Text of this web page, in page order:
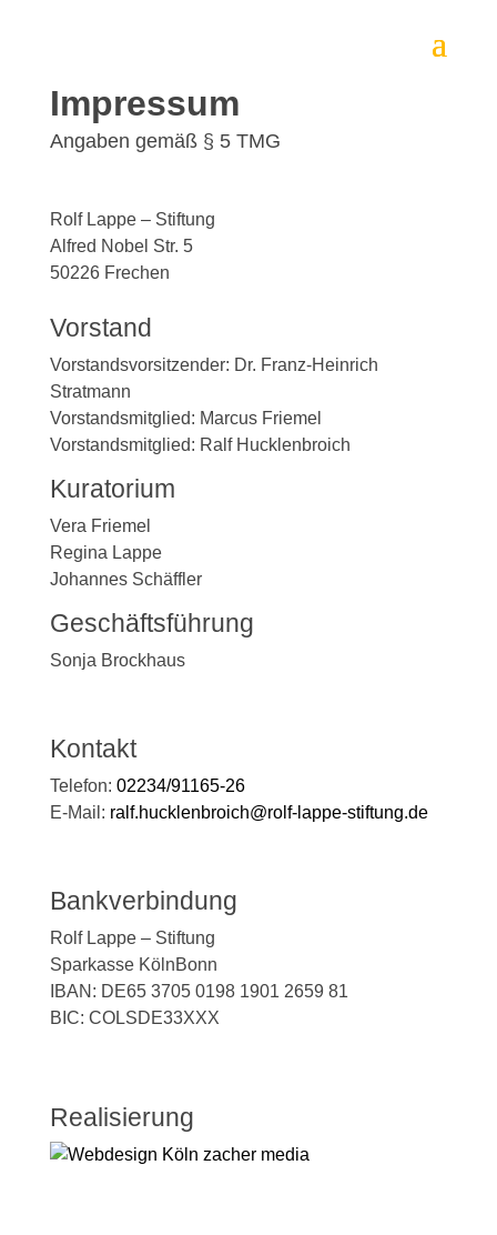
Impressum
Angaben gemäß § 5 TMG
Rolf Lappe – Stiftung
Alfred Nobel Str. 5
50226 Frechen
Vorstand
Vorstandsvorsitzender: Dr. Franz-Heinrich
Stratmann
Vorstandsmitglied: Marcus Friemel
Vorstandsmitglied: Ralf Hucklenbroich
Kuratorium
Vera Friemel
Regina Lappe
Johannes Schäffler
Geschäftsführung
Sonja Brockhaus
Kontakt
Telefon: 02234/91165-26
E-Mail: ralf.hucklenbroich@rolf-lappe-stiftung.de
Bankverbindung
Rolf Lappe – Stiftung
Sparkasse KölnBonn
IBAN: DE65 3705 0198 1901 2659 81
BIC: COLSDE33XXX
Realisierung